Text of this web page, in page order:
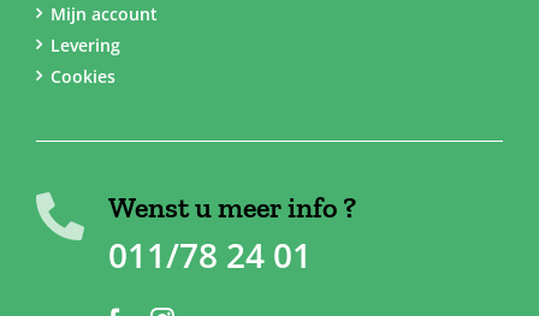
Mijn account
Levering
Cookies
Wenst u meer info ?
011/78 24 01